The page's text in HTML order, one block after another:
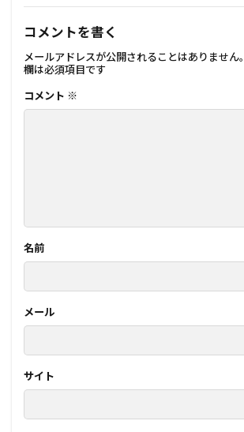
コメントを書く
メールアドレスが公開されることはありません。
欄は必須項目です
コメント ※
名前
メール
サイト